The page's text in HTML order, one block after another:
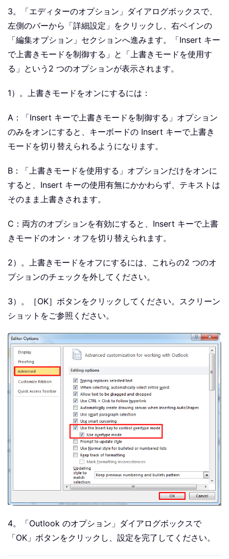
3。「エディターのオプション」ダイアログボックスで、
左側のバーから「詳細設定」をクリックし、右ペインの
「編集オプション」セクションへ進みます。「Insert キー
で上書きモードを制御する」と「上書きモードを使用す
る」という2 つのオプションが表示されます。
1）。上書きモードをオンにするには：
A：「Insert キーで上書きモードを制御する」オプション
のみをオンにすると、キーボードの Insert キーで上書き
モードを切り替えられるようになります。
B：「上書きモードを使用する」オプションだけをオンに
すると、Insert キーの使用有無にかかわらず、テキストは
そのまま上書きされます。
C：両方のオプションを有効にすると、Insert キーで上書
きモードのオン・オフを切り替えられます。
2）。上書きモードをオフにするには、これらの2 つのオ
プションのチェックを外してください。
3）。［OK］ボタンをクリックしてください。スクリーン
ショットをご参照ください。
4。「Outlook のオプション」ダイアログボックスで
「OK」ボタンをクリックし、設定を完了してください。